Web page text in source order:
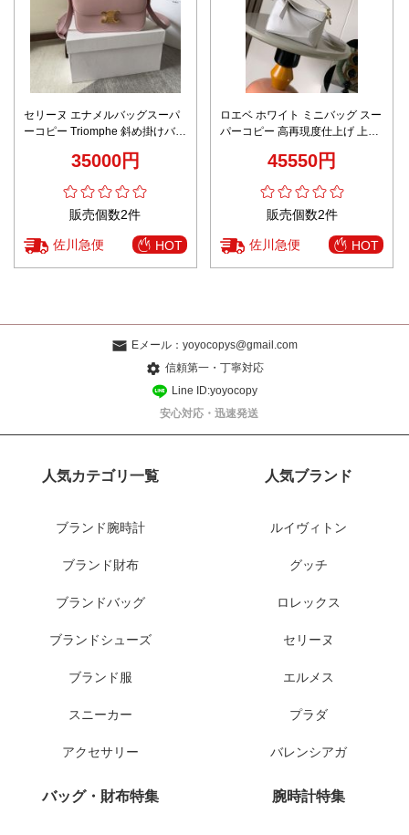
セリーヌ エナメルバッグスーパ
ーコピー Triomphe 斜め掛けバッ
日常用 女性 優雅 ピンク
35000円
販売個数2件
佐川急便 HOT
ロエベ ホワイト ミニバッグ スー
パーコピー 高再現度仕上げ 上質
ディースモデル45550円
販売個数2件
佐川急便 HOT
Eメール： yoyocopys@gmail.com
信頼第一・丁寧対応
Line ID:yoyocopy
安心対応・迅速発送
人気カテゴリ一覧
ブランド腕時計
ブランド財布
ブランドバッグ
ブランドシューズ
ブランド服
スニーカー
アクセサリー
人気ブランド
ルイヴィトン
グッチ
ロレックス
セリーヌ
エルメス
プラダ
バレンシアガ
バッグ・財布特集 腕時計特集